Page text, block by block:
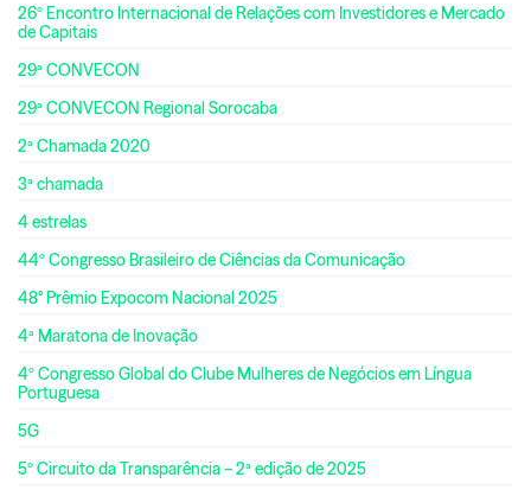
26º Encontro Internacional de Relações com Investidores e Mercado
de Capitais
29ª CONVECON
29ª CONVECON Regional Sorocaba
2ª Chamada 2020
3ª chamada
4 estrelas
44º Congresso Brasileiro de Ciências da Comunicação
48° Prêmio Expocom Nacional 2025
4ª Maratona de Inovação
4º Congresso Global do Clube Mulheres de Negócios em Língua
Portuguesa
5G
5º Circuito da Transparência – 2ª edição de 2025